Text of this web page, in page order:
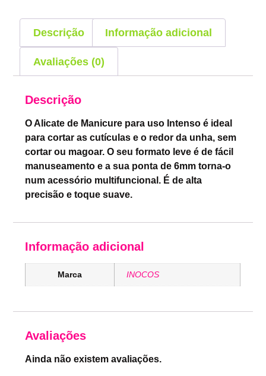
Descrição Informação adicional
Avaliações (0)
Descrição
O Alicate de Manicure para uso Intenso é ideal
para cortar as cutículas e o redor da unha, sem
cortar ou magoar. O seu formato leve é de fácil
manuseamento e a sua ponta de 6mm torna-o
num acessório multifuncional. É de alta
precisão e toque suave.
Informação adicional
Marca INOCOS
Avaliações
Ainda não existem avaliações.